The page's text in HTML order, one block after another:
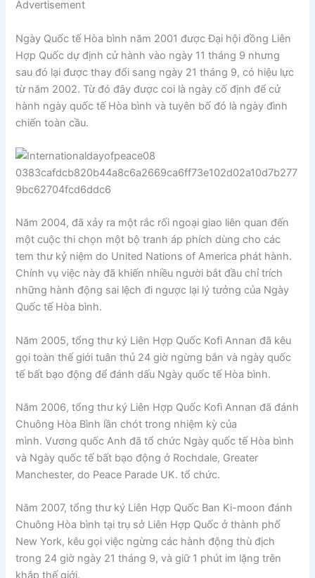
Advertisement
Ngày Quốc tế Hòa bình năm 2001 được Đại hội đồng Liên
Hợp Quốc dự định cử hành vào ngày 11 tháng 9 nhưng
sau đó lại được thay đổi sang ngày 21 tháng 9, có hiệu lực
từ năm 2002. Từ đó đây được coi là ngày cố định để cử
hành ngày quốc tế Hòa bình và tuyên bố đó là ngày đình
chiến toàn cầu.
Năm 2004, đã xảy ra một rắc rối ngoại giao liên quan đến
một cuộc thi chọn một bộ tranh áp phích dùng cho các
tem thư kỷ niệm do United Nations of America phát hành.
Chính vụ việc này đã khiến nhiều người bắt đầu chỉ trích
những hành động sai lệch đi ngược lại lý tưởng của Ngày
Quốc tế Hòa bình.
Năm 2005, tổng thư ký Liên Hợp Quốc Kofi Annan đã kêu
gọi toàn thế giới tuân thủ 24 giờ ngừng bắn và ngày quốc
tế bất bạo động để đánh dấu Ngày quốc tế Hòa bình.
Năm 2006, tổng thư ký Liên Hợp Quốc Kofi Annan đã đánh
Chuông Hòa Bình lần chót trong nhiệm kỳ của
mình. Vương quốc Anh đã tổ chức Ngày quốc tế Hòa bình
và Ngày quốc tế bất bạo động ở Rochdale, Greater
Manchester, do Peace Parade UK. tổ chức.
Năm 2007, tổng thư ký Liên Hợp Quốc Ban Ki-moon đánh
Chuông Hòa bình tại trụ sở Liên Hợp Quốc ở thành phố
New York, kêu gọi việc ngừng các hành động thù địch
trong 24 giờ ngày 21 tháng 9, và giữ 1 phút im lặng trên
khắp thế giới.